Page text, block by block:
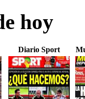
hoy
Diario Sport